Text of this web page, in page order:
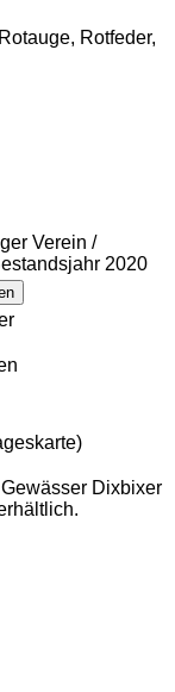
Rotfeder,
Verein /
2020
Dixbixer